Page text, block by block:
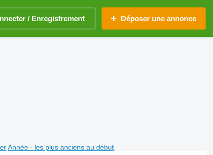
/ Enregistrement Déposer une annonce
Année - les plus anciens au début